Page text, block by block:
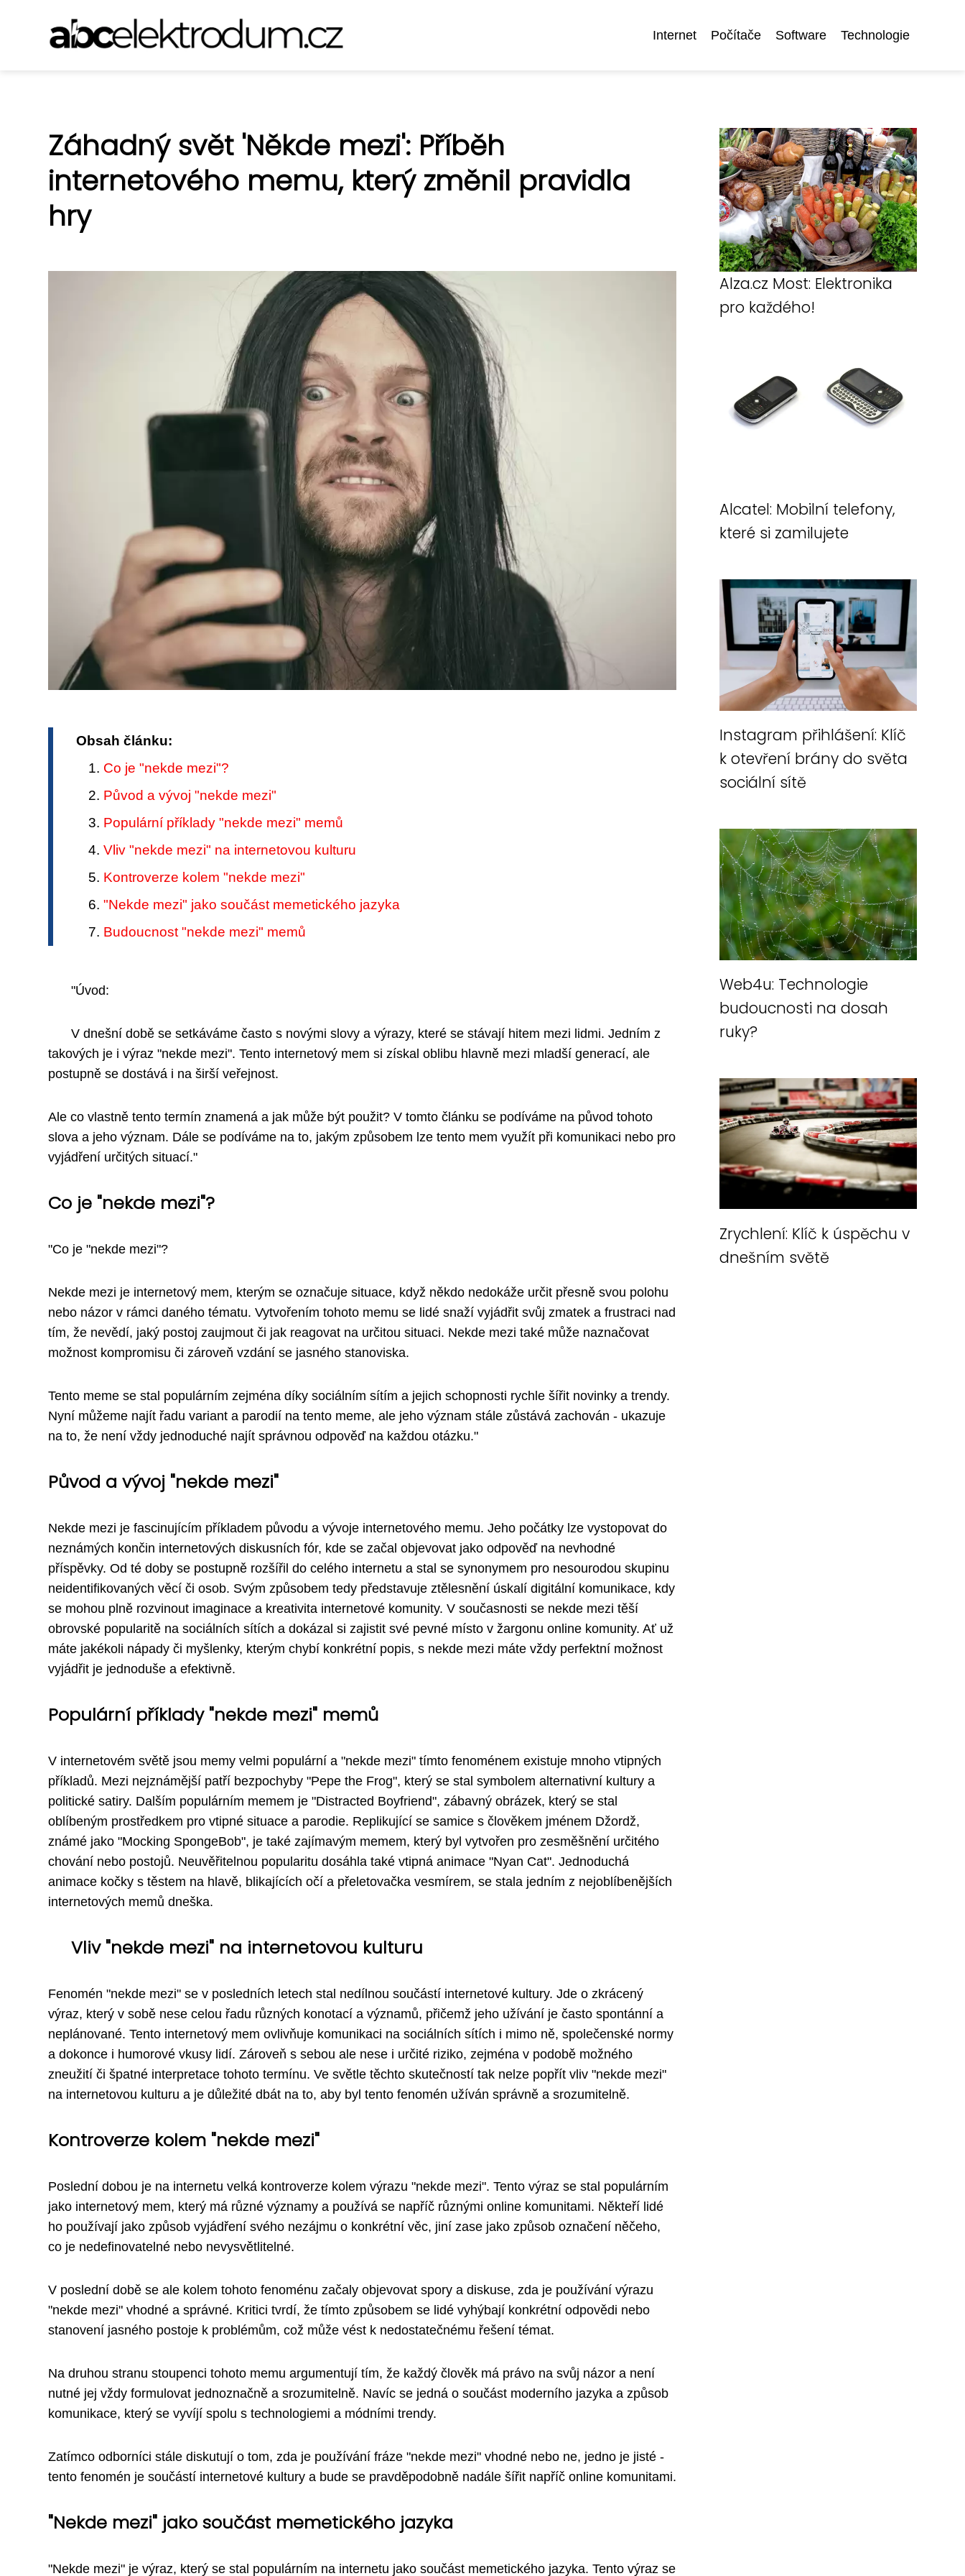
Internet Počítače Software Technologie
Záhadný svět 'Někde mezi': Příběh
internetového memu, který změnil pravidla
hry
Obsah článku:
Co je "nekde mezi"?
Původ a vývoj "nekde mezi"
Populární příklady "nekde mezi" memů
Vliv "nekde mezi" na internetovou kulturu
Kontroverze kolem "nekde mezi"
"Nekde mezi" jako součást memetického jazyka
Budoucnost "nekde mezi" memů
"Úvod:
V dnešní době se setkáváme často s novými slovy a výrazy, které se stávají hitem mezi lidmi. Jedním z
takových je i výraz "nekde mezi". Tento internetový mem si získal oblibu hlavně mezi mladší generací, ale
postupně se dostává i na širší veřejnost.
Ale co vlastně tento termín znamená a jak může být použit? V tomto článku se podíváme na původ tohoto
slova a jeho význam. Dále se podíváme na to, jakým způsobem lze tento mem využít při komunikaci nebo pro
vyjádření určitých situací."
Co je "nekde mezi"?
"Co je "nekde mezi"?
Nekde mezi je internetový mem, kterým se označuje situace, když někdo nedokáže určit přesně svou polohu
nebo názor v rámci daného tématu. Vytvořením tohoto memu se lidé snaží vyjádřit svůj zmatek a frustraci nad
tím, že nevědí, jaký postoj zaujmout či jak reagovat na určitou situaci. Nekde mezi také může naznačovat
možnost kompromisu či zároveň vzdání se jasného stanoviska.
Tento meme se stal populárním zejména díky sociálním sítím a jejich schopnosti rychle šířit novinky a trendy.
Nyní můžeme najít řadu variant a parodií na tento meme, ale jeho význam stále zůstává zachován - ukazuje
na to, že není vždy jednoduché najít správnou odpověď na každou otázku."
Původ a vývoj "nekde mezi"
Nekde mezi je fascinujícím příkladem původu a vývoje internetového memu. Jeho počátky lze vystopovat do
neznámých končin internetových diskusních fór, kde se začal objevovat jako odpověď na nevhodné
příspěvky. Od té doby se postupně rozšířil do celého internetu a stal se synonymem pro nesourodou skupinu
neidentifikovaných věcí či osob. Svým způsobem tedy představuje ztělesnění úskalí digitální komunikace, kdy
se mohou plně rozvinout imaginace a kreativita internetové komunity. V současnosti se nekde mezi těší
obrovské popularitě na sociálních sítích a dokázal si zajistit své pevné místo v žargonu online komunity. Ať už
máte jakékoli nápady či myšlenky, kterým chybí konkrétní popis, s nekde mezi máte vždy perfektní možnost
vyjádřit je jednoduše a efektivně.
Populární příklady "nekde mezi" memů
V internetovém světě jsou memy velmi populární a "nekde mezi" tímto fenoménem existuje mnoho vtipných
příkladů. Mezi nejznámější patří bezpochyby "Pepe the Frog", který se stal symbolem alternativní kultury a
politické satiry. Dalším populárním memem je "Distracted Boyfriend", zábavný obrázek, který se stal
oblíbeným prostředkem pro vtipné situace a parodie. Replikující se samice s člověkem jménem Džordž,
známé jako "Mocking SpongeBob", je také zajímavým memem, který byl vytvořen pro zesměšnění určitého
chování nebo postojů. Neuvěřitelnou popularitu dosáhla také vtipná animace "Nyan Cat". Jednoduchá
animace kočky s těstem na hlavě, blikajících očí a přeletovačka vesmírem, se stala jedním z nejoblíbenějších
internetových memů dneška.
Vliv "nekde mezi" na internetovou kulturu
Fenomén "nekde mezi" se v posledních letech stal nedílnou součástí internetové kultury. Jde o zkrácený
výraz, který v sobě nese celou řadu různých konotací a významů, přičemž jeho užívání je často spontánní a
neplánované. Tento internetový mem ovlivňuje komunikaci na sociálních sítích i mimo ně, společenské normy
a dokonce i humorové vkusy lidí. Zároveň s sebou ale nese i určité riziko, zejména v podobě možného
zneužití či špatné interpretace tohoto termínu. Ve světle těchto skutečností tak nelze popřít vliv "nekde mezi"
na internetovou kulturu a je důležité dbát na to, aby byl tento fenomén užíván správně a srozumitelně.
Kontroverze kolem "nekde mezi"
Poslední dobou je na internetu velká kontroverze kolem výrazu "nekde mezi". Tento výraz se stal populárním
jako internetový mem, který má různé významy a používá se napříč různými online komunitami. Někteří lidé
ho používají jako způsob vyjádření svého nezájmu o konkrétní věc, jiní zase jako způsob označení něčeho,
co je nedefinovatelné nebo nevysvětlitelné.
V poslední době se ale kolem tohoto fenoménu začaly objevovat spory a diskuse, zda je používání výrazu
"nekde mezi" vhodné a správné. Kritici tvrdí, že tímto způsobem se lidé vyhýbají konkrétní odpovědi nebo
stanovení jasného postoje k problémům, což může vést k nedostatečnému řešení témat.
Na druhou stranu stoupenci tohoto memu argumentují tím, že každý člověk má právo na svůj názor a není
nutné jej vždy formulovat jednoznačně a srozumitelně. Navíc se jedná o součást moderního jazyka a způsob
komunikace, který se vyvíjí spolu s technologiemi a módními trendy.
Zatímco odborníci stále diskutují o tom, zda je používání fráze "nekde mezi" vhodné nebo ne, jedno je jisté -
tento fenomén je součástí internetové kultury a bude se pravděpodobně nadále šířit napříč online komunitami.
"Nekde mezi" jako součást memetického jazyka
"Nekde mezi" je výraz, který se stal populárním na internetu jako součást memetického jazyka. Tento výraz se
Alza.cz Most: Elektronika
pro každého!
Alcatel: Mobilní telefony,
které si zamilujete
Instagram přihlášení: Klíč
k otevření brány do světa
sociální sítě
Web4u: Technologie
budoucnosti na dosah
ruky?
Zrychlení: Klíč k úspěchu v
dnešním světě